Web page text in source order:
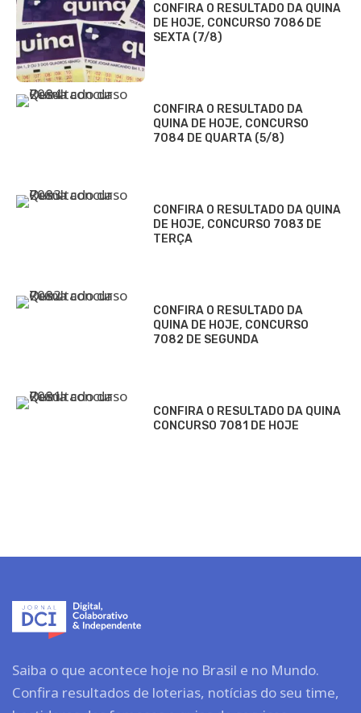
CONFIRA O RESULTADO DA QUINA
DE HOJE, CONCURSO 7086 DE
SEXTA (7/8)
CONFIRA O RESULTADO DA
QUINA DE HOJE, CONCURSO
7084 DE QUARTA (5/8)
CONFIRA O RESULTADO DA QUINA
DE HOJE, CONCURSO 7083 DE
TERÇA
CONFIRA O RESULTADO DA
QUINA DE HOJE, CONCURSO
7082 DE SEGUNDA
CONFIRA O RESULTADO DA QUINA
CONCURSO 7081 DE HOJE
Saiba o que acontece hoje no Brasil e no Mundo.
Confira resultados de loterias, notícias do seu time,